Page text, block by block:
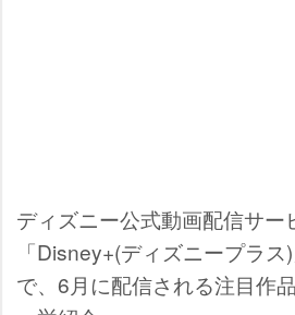
ディズニー公式動画配信サー
「Disney+(ディズニープラス)
で、6月に配信される注目作